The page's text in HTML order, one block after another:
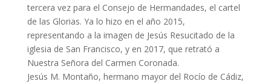
tercera vez para el Consejo de Hermandades, el cartel
de las Glorias. Ya lo hizo en el año 2015,
representando a la imagen de Jesús Resucitado de la
iglesia de San Francisco, y en 2017, que retrató a
Nuestra Señora del Carmen Coronada.
Jesús M. Montaño, hermano mayor del Rocío de Cádiz,